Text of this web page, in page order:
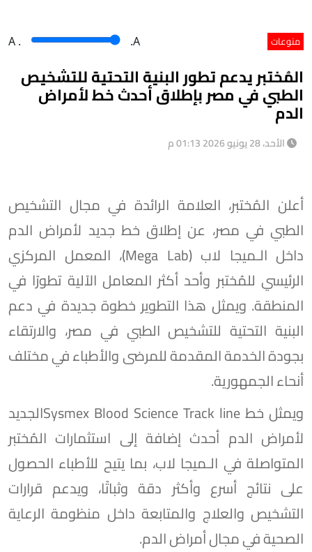
منوعات A . .A
المُختبر يدعم تطور البنية التحتية للتشخيص
الطبي في مصر بإطلاق أحدث خط لأمراض
الدم
الأحد، 28 يونيو 2026 01:13 م
أعلن المُختبر، العلامة الرائدة في مجال التشخيص
الطبي في مصر، عن إطلاق خط جديد لأمراض الدم
داخل الـميجا لاب (Mega Lab)، المعمل المركزي
الرئيسي للمُختبر وأحد أكثر المعامل الآلية تطورًا في
المنطقة. ويمثل هذا التطوير خطوة جديدة في دعم
البنية التحتية للتشخيص الطبي في مصر، والارتقاء
بجودة الخدمة المقدمة للمرضى والأطباء في مختلف
أنحاء الجمهورية.
ويمثل خط Sysmex Blood Science Track lineالجديد
لأمراض الدم أحدث إضافة إلى استثمارات المُختبر
المتواصلة في الـميجا لاب، بما يتيح للأطباء الحصول
على نتائج أسرع وأكثر دقة وثباتًا، ويدعم قرارات
التشخيص والعلاج والمتابعة داخل منظومة الرعاية
الصحية في مجال أمراض الدم.